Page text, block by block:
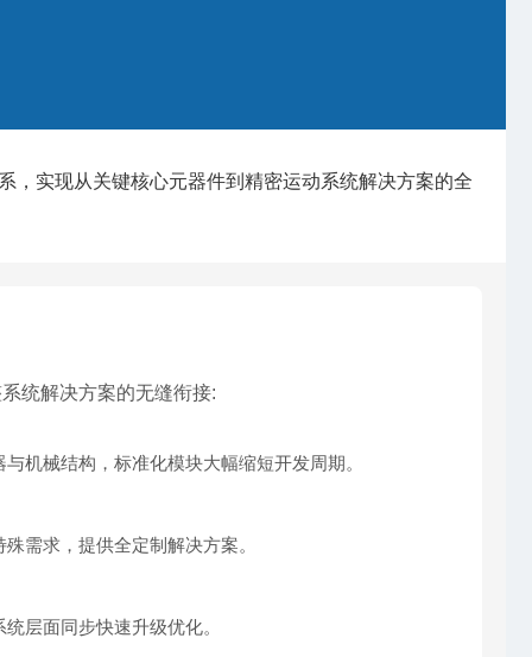
，实现从关键核心元器件到精密运动系统解决方案的全
统解决方案的无缝衔接:
机械结构，标准化模块大幅缩短开发周期。
需求，提供全定制解决方案。
层面同步快速升级优化。